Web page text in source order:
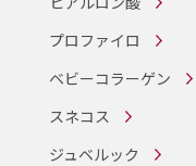
プロファイロ
ベビーコラーゲン
スネコス
ジュベルック